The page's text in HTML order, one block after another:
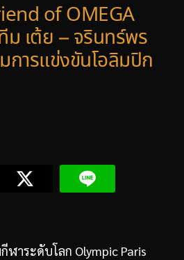
of OMEGA
เต้ย – จรินทร์พร
การแข่งขันโอลิมปิก
าระดับโลก Olympic Paris